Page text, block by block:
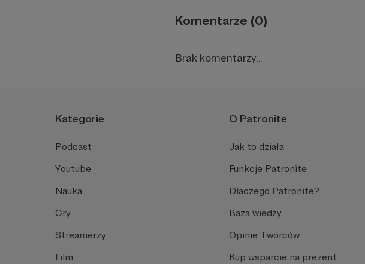
Komentarze (0)
Brak komentarzy...
Kategorie
Podcast
Youtube
Nauka
Gry
Streamerzy
Film
O Patronite
Jak to działa
Funkcje Patronite
Dlaczego Patronite?
Baza wiedzy
Opinie Twórców
Kup wsparcie na prezent